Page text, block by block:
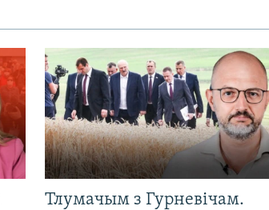
Тлумачым з Гурневічам.